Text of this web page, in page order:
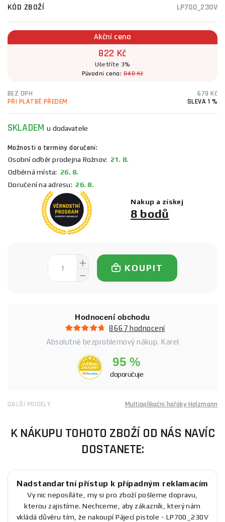
KÓD ZBOŽÍ
LP700_230V
Akční cena
822 Kč
Ušetříte 3%
Původní cena:848 Kč
BEZ DPH
679 Kč
PŘI PLATBĚ PŘEDEM
SLEVA 1 %
SKLADEMu dodavatele
Možnosti a termíny doručení:
Osobní odběr prodejna Rožnov: 21. 8.
Odběrná místa: 26. 8.
Doručení na adresu: 26. 8.
Nakup a získej
8 bodů
KOUPIT
Hodnocení obchodu
8667 hodnocení
Absolutně bezproblemový nákup. Karel
95 %
doporučuje
DALŠÍ MODELY Multiaplikační hořáky Holzmann
K NÁKUPU TOHOTO ZBOŽÍ OD NÁS NAVÍC
DOSTANETE:
Nadstandartní přístup k případným reklamacím
Vy nic neposíláte, my si pro zboží pošleme dopravu,
kterou zajistíme. Nechceme, aby zákazník, který nám
vkládá důvěru tím, že nakoupí Pájecí pistole - LP700_230V